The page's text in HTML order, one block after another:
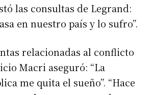
las consultas de Legrand:
en nuestro país y lo sufro”.
relacionadas al conflicto
Macri aseguró: “La
me quita el sueño”. “Hace